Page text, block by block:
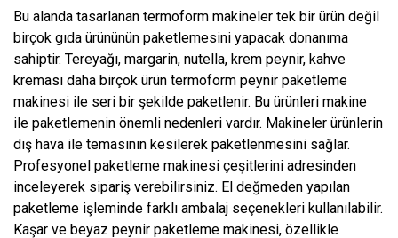
Bu alanda tasarlanan termoform makineler tek bir ürün değil
birçok gıda ürününün paketlemesini yapacak donanıma
sahiptir. Tereyağı, margarin, nutella, krem peynir, kahve
kreması daha birçok ürün termoform peynir paketleme
makinesi ile seri bir şekilde paketlenir. Bu ürünleri makine
ile paketlemenin önemli nedenleri vardır. Makineler ürünlerin
dış hava ile temasının kesilerek paketlenmesini sağlar.
Profesyonel paketleme makinesi çeşitlerini adresinden
inceleyerek sipariş verebilirsiniz. El değmeden yapılan
paketleme işleminde farklı ambalaj seçenekleri kullanılabilir.
Kaşar ve beyaz peynir paketleme makinesi, özellikle